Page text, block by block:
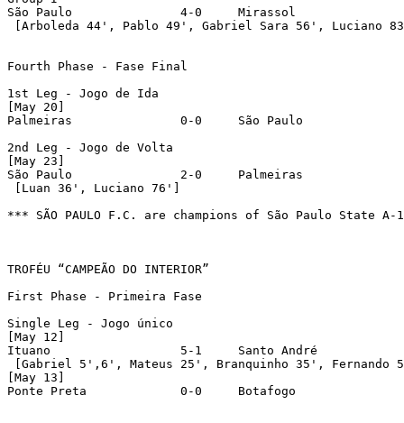
São Paulo		4-0	Mirassol
[Arboleda 44', Pablo 49', Gabriel Sara 56', Luciano
Fourth Phase - Fase Final
1st Leg - Jogo de Ida
[May 20]
Palmeiras		0-0	São Paulo
2nd Leg - Jogo de Volta
[May 23]
São Paulo		2-0	Palmeiras
[Luan 36', Luciano 76']
*** SÃO PAULO F.C. are champions of São Paulo State
TROFÉU “CAMPEÃO DO INTERIOR”
First Phase - Primeira Fase
Single Leg - Jogo único
[May 12]
Ituano			5-1	Santo André
[Gabriel 5',6', Mateus 25', Branquinho 35', Fernando
[May 13]
Ponte Preta		0-0	Botafogo 			[Pen. 14-13]